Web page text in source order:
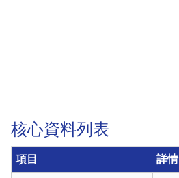
核心資料列表
項目 詳情